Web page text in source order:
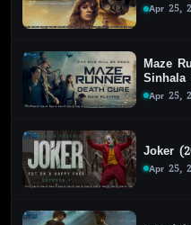
Apr 25,
Maze
Sinhala
Apr 25,
Joker
Apr 25,